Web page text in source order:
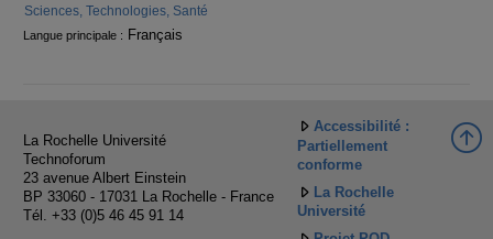
Sciences, Technologies, Santé
Langue principale : Français
La Rochelle Université
Technoforum
23 avenue Albert Einstein
BP 33060 - 17031 La Rochelle - France
Tél. +33 (0)5 46 45 91 14
Accessibilité :
Partiellement
conforme
La Rochelle
Université